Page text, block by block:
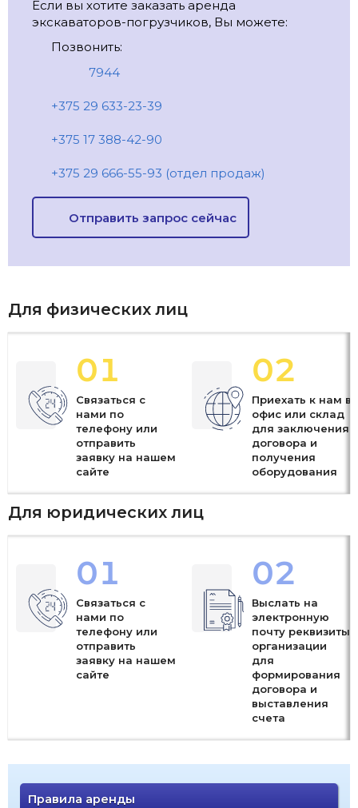
Если вы хотите заказать аренда
экскаваторов-погрузчиков, Вы можете:
Позвонить:
7944
+375 29 633-23-39
+375 17 388-42-90
+375 29 666-55-93 (отдел продаж)
Отправить запрос сейчас
Для физических лиц
01
Связаться с
нами по
телефону или
отправить
заявку на нашем
сайте
02
Приехать к нам в
офис или склад
для заключения
договора и
получения
оборудования
Для юридических лиц
01
Связаться с
нами по
телефону или
отправить
заявку на нашем
сайте
02
Выслать на
электронную
почту реквизиты
организации
для
формирования
договора и
выставления
счета
Правила аренды